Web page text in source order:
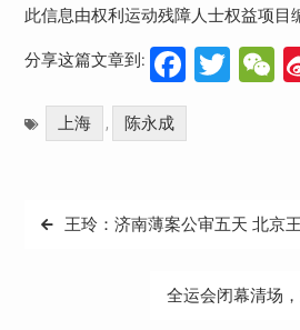
此信息由权利运动残障人士权益项目
分享这篇文章到:
上海 , 陈永成
文
王玲：济南薄案公审五天 北京
全运会闭幕清场